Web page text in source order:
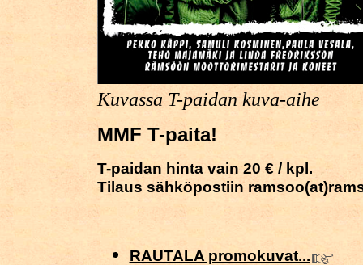
Kuvassa T-paidan kuva-aihe
MMF T-paita!
T-paidan hinta vain 20 € / kpl.
Tilaus sähköpostiin
RAUTALA promokuvat...